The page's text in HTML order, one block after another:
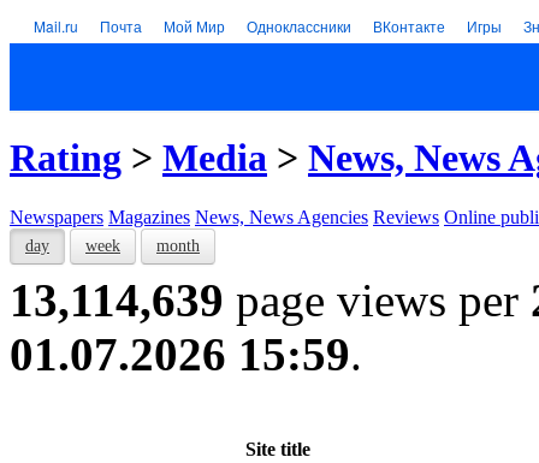
Mail.ru Почта Мой Мир Одноклассники ВКонтакте Игры
Rating > Media > News, News
Newspapers Magazines News, News Agencies Reviews Online
day week month
13,114,639 page views per
01.07.2026 15:59.
Site title